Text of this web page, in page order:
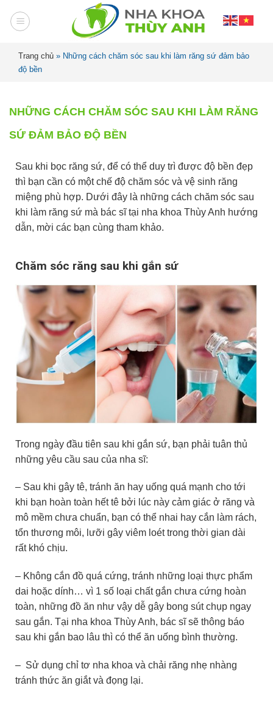
Trang chủ » Những cách chăm sóc sau khi làm răng sứ đảm bảo
độ bền
NHỮNG CÁCH CHĂM SÓC SAU KHI LÀM RĂNG
SỨ ĐẢM BẢO ĐỘ BỀN
Sau khi bọc răng sứ, để có thể duy trì được độ bền đẹp
thì bạn cần có một chế độ chăm sóc và vệ sinh răng
miệng phù hợp. Dưới đây là những cách chăm sóc sau
khi làm răng sứ mà bác sĩ tại nha khoa Thùy Anh hướng
dẫn, mời các bạn cùng tham khảo.
Chăm sóc răng sau khi gắn sứ
Trong ngày đầu tiên sau khi gắn sứ, bạn phải tuân thủ
những yêu cầu sau của nha sĩ:
– Sau khi gây tê, tránh ăn hay uống quá mạnh cho tới
khi bạn hoàn toàn hết tê bởi lúc này cảm giác ở răng và
mô mềm chưa chuẩn, bạn có thể nhai hay cắn làm rách,
tổn thương môi, lưỡi gây viêm loét trong thời gian dài
rất khó chịu.
– Không cắn đồ quá cứng, tránh những loại thực phẩm
dai hoặc dính… vì 1 số loại chất gắn chưa cứng hoàn
toàn, những đồ ăn như vậy dễ gây bong sút chụp ngay
sau gắn. Tại nha khoa Thùy Anh, bác sĩ sẽ thông báo
sau khi gắn bao lâu thì có thể ăn uống bình thường.
– Sử dụng chỉ tơ nha khoa và chải răng nhẹ nhàng
tránh thức ăn giắt và đọng lại.